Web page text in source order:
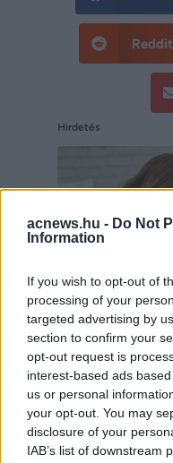
acnews.hu - Do Not
Information
If you wish to opt-out of
processing of your
targeted advertising by
section to confirm your
opt-out request is
interest-based ads
us or personal
your opt-out. You may
disclosure of your
IAB’s list of downstream
Reddit
Hirdetés
Hirdetés